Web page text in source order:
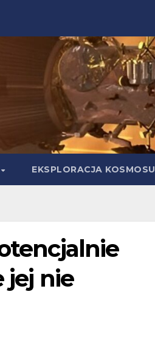
EKSPLORACJA KOSMOSU
jej nie